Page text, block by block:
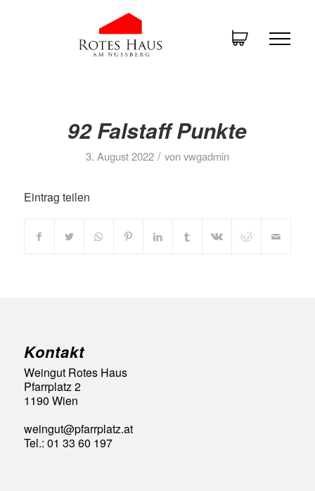
92 Falstaff Punkte
3. August 2022 / vonvwgadmin
Eintrag teilen
Kontakt
Weingut Rotes Haus
Pfarrplatz 2
1190 Wien
weingut@pfarrplatz.at
Tel.: 01 33 60 197